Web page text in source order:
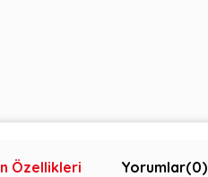
Özellikleri Yorumlar(0)